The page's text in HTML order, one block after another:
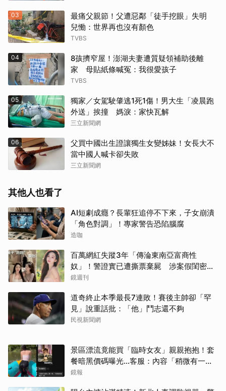
03
最痛父親節！父遭惡鄰「徒手挖眼」失明
兒慟：世界再也沒有顏色
TVBS
04
8孩擠窄屋！澎湖夫妻遭質疑領補助後離
家 母貼紙條喊冤：我很愛孩子
TVBS
05
獨家／女駕駛肇逃1死1傷！男大生「凌晨跑
外送」挨撞 媽淚：家快瓦解
三立新聞網
06
父買中國出生證讓獨生女變姊妹！女長大不
當中國人喊卡卻失敗
三立新聞網
其他人也看了
AI短劇成癮？長輩狂追停不下來，子女崩潰
「角色對調」！專家警告恐陷腦腐
造咖
百萬網紅失蹤3年「傳淪東南亞富商性
奴」！警證實已遭撕票棄屍 涉案假閨密近
況曝光
鏡週刊
道奇終止本季最長7連敗！賽後主帥卻「罕
見」說重話批：「他」鬥志還不夠
民視新聞網
景區漂流竟能買「臨時女友」親親抱抱！套
餐暗黑價碼曝光…客服：內容「稍微有一點
尺度」
鏡報